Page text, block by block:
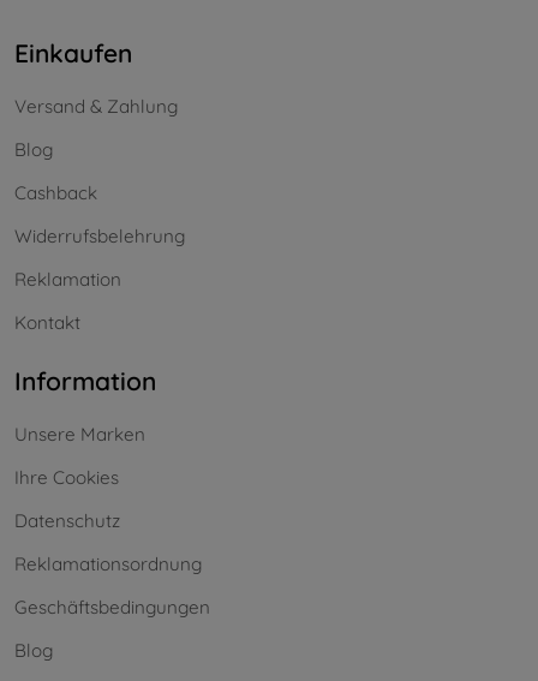
Einkaufen
Versand & Zahlung
Blog
Cashback
Widerrufsbelehrung
Reklamation
Kontakt
Information
Unsere Marken
Ihre Cookies
Datenschutz
Reklamationsordnung
Geschäftsbedingungen
Blog